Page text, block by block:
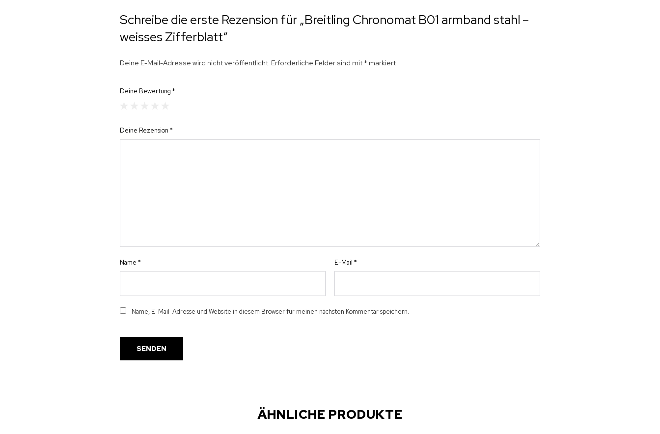
Schreibe die erste Rezension für „Breitling Chronomat B01 armband stahl –
weisses Zifferblatt“
Deine E-Mail-Adresse wird nicht veröffentlicht. Erforderliche Felder sind mit * markiert
Deine Bewertung*
Deine Rezension*
Name* E-Mail *
Name, E-Mail-Adresse und Website in diesem Browser für meinen nächsten Kommentar speichern.
ÄHNLICHE PRODUKTE